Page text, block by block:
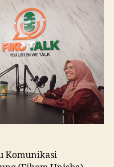
Unissula,
Pelajari
RPL
dan
Tinjau
Tiga
Laboratorium
Unggulan
Komunikasi